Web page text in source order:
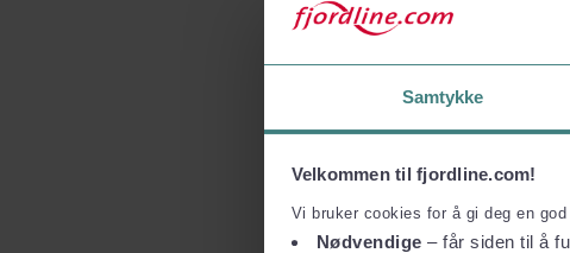
Samtykke
Velkommen til fjordline.com!
Vi bruker cookies for å gi deg en
Nødvendige – får siden til å